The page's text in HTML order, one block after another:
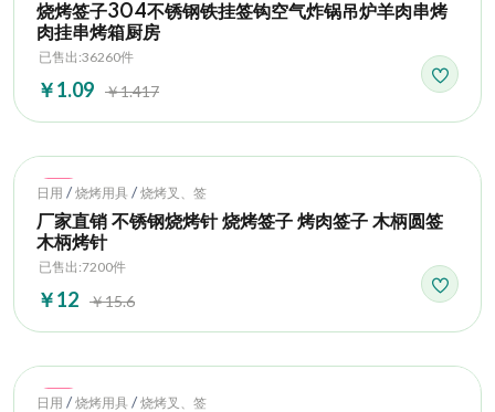
烧烤签子304不锈钢铁挂签钩空气炸锅吊炉羊肉串烤
肉挂串烤箱厨房
已售出:36260件
￥1.09 ￥1.417
Hot
日用 / 烧烤用具 / 烧烤叉、签
厂家直销 不锈钢烧烤针 烧烤签子 烤肉签子 木柄圆签
木柄烤针
已售出:7200件
￥12 ￥15.6
Hot
日用 / 烧烤用具 / 烧烤叉、签